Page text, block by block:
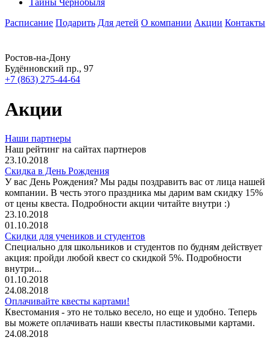
Тайны Чернобыля
Расписание Подарить Для детей О компании Акции Контакты
Ростов-на-Дону
Будённовский пр., 97
+7 (863) 275-44-64
Акции
Наши партнеры
Наш рейтинг на сайтах партнеров
23.10.2018
Скидка в День Рождения
У вас День Рождения? Мы рады поздравить вас от лица нашей
компании. В честь этого праздника мы дарим вам скидку 15%
от цены квеста. Подробности акции читайте внутри :)
23.10.2018
01.10.2018
Скидки для учеников и студентов
Специально для школьников и студентов по будням действует
акция: пройди любой квест со скидкой 5%. Подробности
внутри...
01.10.2018
24.08.2018
Оплачивайте квесты картами!
Квестомания - это не только весело, но еще и удобно. Теперь
вы можете оплачивать наши квесты пластиковыми картами.
24.08.2018